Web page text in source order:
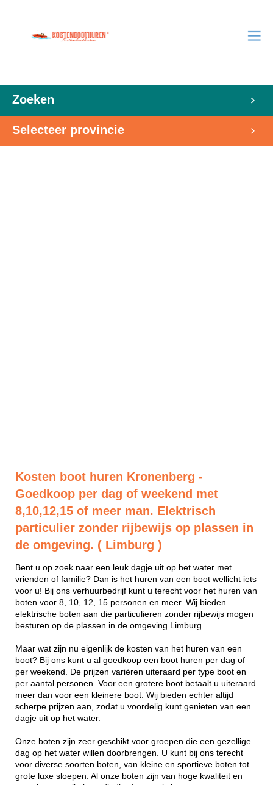
Zoeken
Selecteer provincie
Kosten boot huren Kronenberg -
Goedkoop per dag of weekend met
8,10,12,15 of meer man. Elektrisch
particulier zonder rijbewijs op plassen in
de omgeving. ( Limburg )
Bent u op zoek naar een leuk dagje uit op het water met
vrienden of familie? Dan is het huren van een boot wellicht iets
voor u! Bij ons verhuurbedrijf kunt u terecht voor het huren van
boten voor 8, 10, 12, 15 personen en meer. Wij bieden
elektrische boten aan die particulieren zonder rijbewijs mogen
besturen op de plassen in de omgeving Limburg
Maar wat zijn nu eigenlijk de kosten van het huren van een
boot? Bij ons kunt u al goedkoop een boot huren per dag of
per weekend. De prijzen variëren uiteraard per type boot en
per aantal personen. Voor een grotere boot betaalt u uiteraard
meer dan voor een kleinere boot. Wij bieden echter altijd
scherpe prijzen aan, zodat u voordelig kunt genieten van een
dagje uit op het water.
Onze boten zijn zeer geschikt voor groepen die een gezellige
dag op het water willen doorbrengen. U kunt bij ons terecht
voor diverse soorten boten, van kleine en sportieve boten tot
grote luxe sloepen. Al onze boten zijn van hoge kwaliteit en